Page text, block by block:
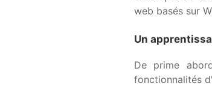
web basés sur
Un
De prime
fonctionnalités